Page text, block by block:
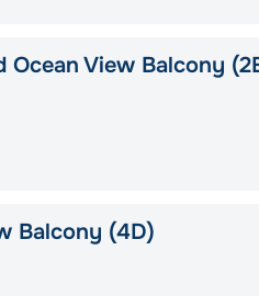
View Balcony
Balcony (4D)